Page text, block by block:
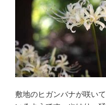
敷地のヒガンバナが咲い